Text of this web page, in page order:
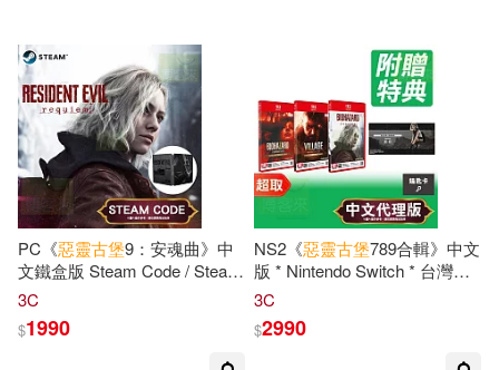
PC《惡靈古堡9：安魂曲》中
文鐵盒版 Steam Code / Steam
Key 數位下載版 ⚘ 台灣代理版
3C
$1990
NS2《惡靈古堡789合輯》中文
版 * Nintendo Switch * 台灣代
理版
3C
$2990